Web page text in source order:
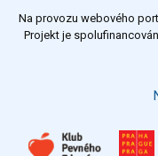
Na provozu webového
Projekt je